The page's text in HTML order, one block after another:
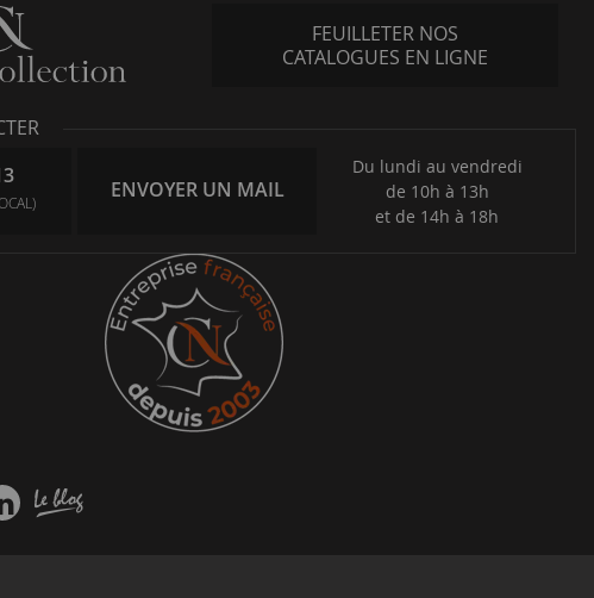
FEUILLETER NOS
CATALOGUES EN LIGNE
ENVOYER UN MAIL
Du lundi au vendredi
de 10h à 13h
et de 14h à 18h